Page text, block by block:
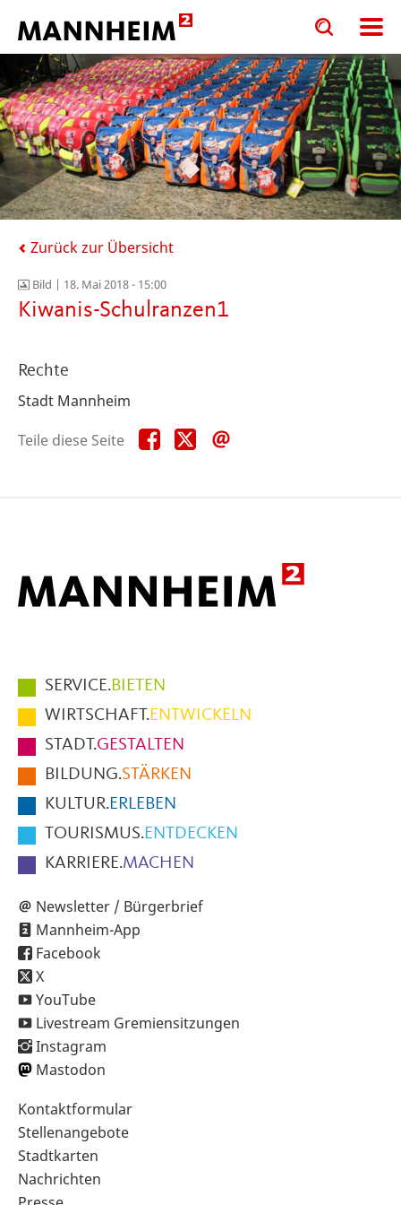
Toggle
search
input
form
Toggle
search
input
Zurück zur Übersicht
Bild | 18. Mai 2018 - 15:00
Kiwanis-Schulranzen1
Rechte
Stadt Mannheim
Teile diese Seite
Teile
diese
Teile
diese
Hauptmenüpunkte
im
Fußbereich
der
Seite
SERVICE.BIETEN
WIRTSCHAFT.ENTWICKELN
STADT.GESTALTEN
BILDUNG.STÄRKEN
KULTUR.ERLEBEN
TOURISMUS.ENTDECKEN
KARRIERE.MACHEN
Newsletter / Bürgerbrief
Mannheim-App
Facebook
X
YouTube
Livestream Gremiensitzungen
Instagram
Mastodon
Sekundärnavigation
im
Fußbereich
Kontaktformular
Stellenangebote
Stadtkarten
Nachrichten